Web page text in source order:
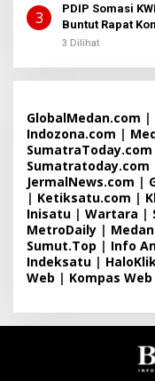
3
PDIP Somasi
Buntut Rapat
3 Dilihat
GlobalMedan.com |
Indozona.com |
SumatraToday.com
Sumatratoday.com
JermalNews.com |
| Ketiksatu.com |
Inisatu | Wartara |
MetroDaily |
Sumut.Top | Info
Indeksatu |
Web | Kompas Web